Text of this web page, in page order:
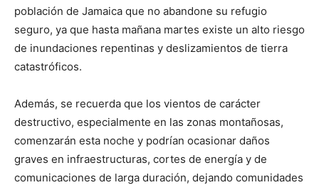
población de Jamaica que no abandone su refugio
seguro, ya que hasta mañana martes existe un alto riesgo
de inundaciones repentinas y deslizamientos de tierra
catastróficos.
Además, se recuerda que los vientos de carácter
destructivo, especialmente en las zonas montañosas,
comenzarán esta noche y podrían ocasionar daños
graves en infraestructuras, cortes de energía y de
comunicaciones de larga duración, dejando comunidades